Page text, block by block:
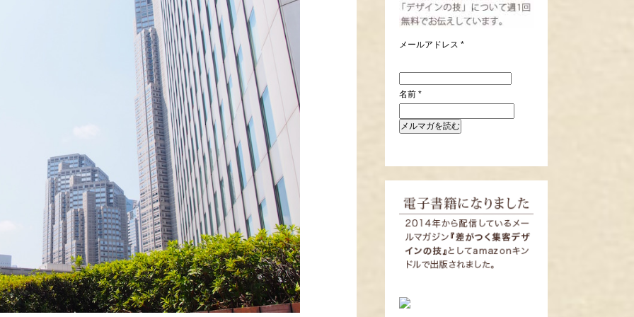
メールアドレス *
名前 *